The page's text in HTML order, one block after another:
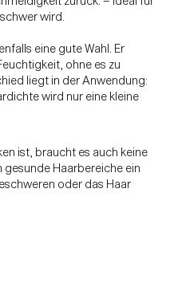
wird.
eine gute Wahl. Er
ohne es zu
liegt in der Anwendung:
wird nur eine kleine
ist, braucht es auch keine
gesunde Haarbereiche ein
oder das Haar